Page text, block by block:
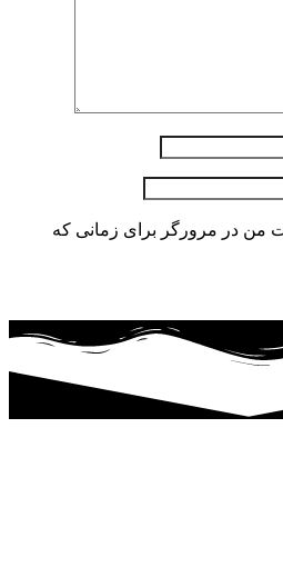
من در مرورگر برای زمانی که